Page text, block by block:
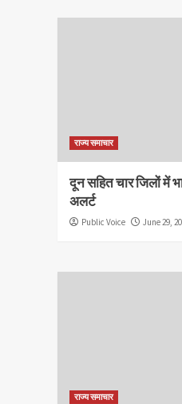
राज्य समाचार
दून सहित चार जिलों में
अलर्ट
Public Voice June 29,
राज्य समाचार